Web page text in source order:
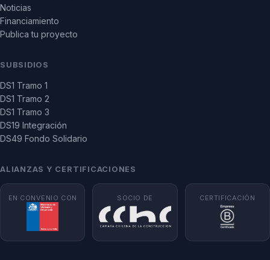
Noticias
Financiamiento
Publica tu proyecto
SUBSIDIOS
DS1 Tramo 1
DS1 Tramo 2
DS1 Tramo 3
DS19 Integración
DS49 Fondo Solidario
ALIANZAS Y CERTIFICACIONES
EN CONVENIO CON SOCIO DE CERTIFICACIÓN